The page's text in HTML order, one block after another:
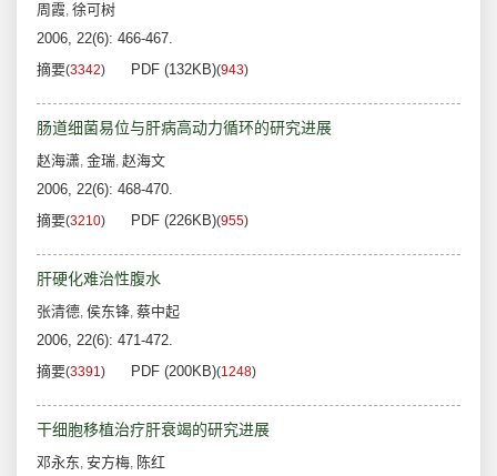
周霞, 徐可树
2006, 22(6): 466-467.
摘要(3342) PDF (132KB)(943)
肠道细菌易位与肝病高动力循环的研究进展
赵海潇, 金瑞, 赵海文
2006, 22(6): 468-470.
摘要(3210) PDF (226KB)(955)
肝硬化难治性腹水
张清德, 侯东锋, 蔡中起
2006, 22(6): 471-472.
摘要(3391) PDF (200KB)(1248)
干细胞移植治疗肝衰竭的研究进展
邓永东, 安方梅, 陈红